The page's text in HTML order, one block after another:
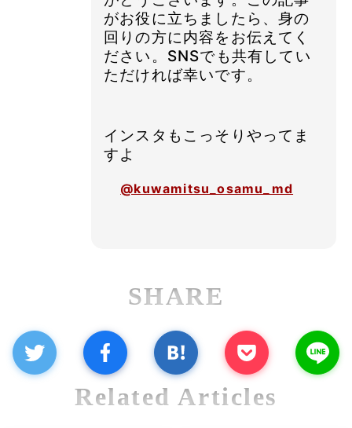
がお役に立ちましたら、身の
回りの方に内容をお伝えてく
ださい。SNSでも共有してい
ただければ幸いです。
インスタもこっそりやってま
すよ
@kuwamitsu_osamu_md
SHARE
Related Articles